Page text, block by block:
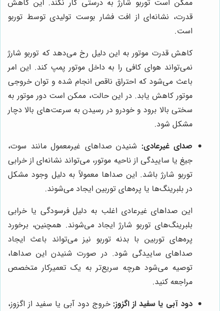
ممکن است توربو شارژ به درستی کار نکند. این کاهش
قدرت، نشانه‌ای از افت فشار بوست تولیدی توسط توربو
است.
کاهش قدرت موتور به این دلیل رخ می‌دهد که توربو شارژ
نمی‌تواند هوای کافی را به داخل موتور پمپ کند. این امر
باعث می‌شود که احتراق ناقص انجام شده و توان خروجی
موتور کاهش یابد. در این حالت، ممکن است دور موتور به
سختی بالا برود و خودرو در رسیدن به سرعت‌های بالا دچار
مشکل شود.
صدای غیرعادی: شنیدن صداهای غیرمعمول مانند سوت،
جیغ یا ساییدگی از ناحیه موتور، می‌تواند نشانه‌ای از خرابی
توربو شارژ باشد. این صداها معمولاً به دلیل وجود مشکل
در بلبرینگ‌ها یا پره‌های توربین ایجاد می‌شوند.
این صداهای غیرعادی اغلب به دلیل فرسودگی یا خرابی
بلبرینگ‌های توربو شارژ ایجاد می‌شوند. همچنین، برخورد
پره‌های توربین با بدنه توربو نیز می‌تواند باعث ایجاد
صداهای ساییدگی شود. در صورت شنیدن این صداها،
توصیه می‌شود هرچه سریع‌تر به یک تعمیرکار متخصص
مراجعه کنید.
دود آبی یا سفید از اگزوز: خروج دود آبی یا سفید از اگزوز،